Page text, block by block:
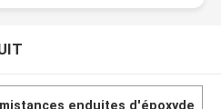
enduites d'époxyde